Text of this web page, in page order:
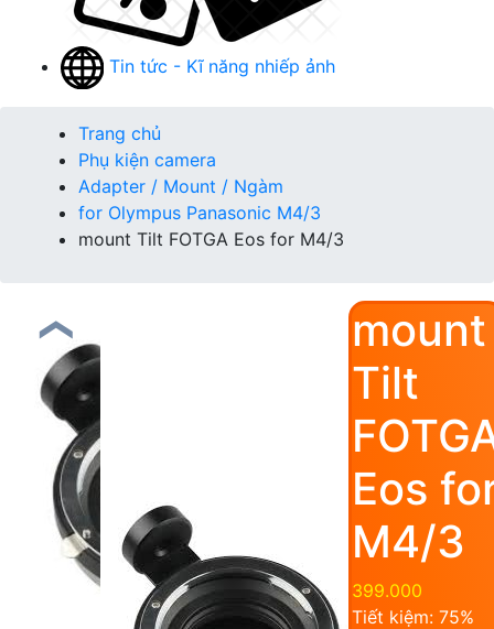
Tin tức - Kĩ năng nhiếp ảnh
Trang chủ
Phụ kiện camera
Adapter / Mount / Ngàm
for Olympus Panasonic M4/3
mount Tilt FOTGA Eos for M4/3
❮
mount
Tilt
Eos
M4/3
399.000
Tiết kiệm: 75%